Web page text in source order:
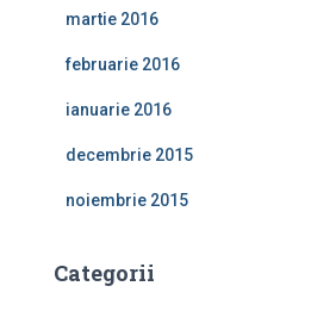
martie 2016
februarie 2016
ianuarie 2016
decembrie 2015
noiembrie 2015
Categorii